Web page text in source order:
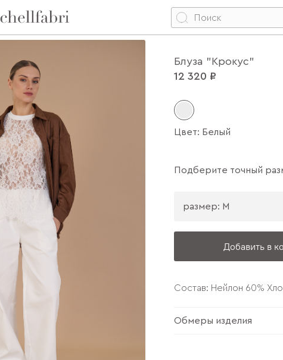
Блуза "Крокус"
12 320 ₽
Добавить в
Цвет: Белый
Подберите точный
размер: M
Состав: Нейлон 60%
Обмеры изделия